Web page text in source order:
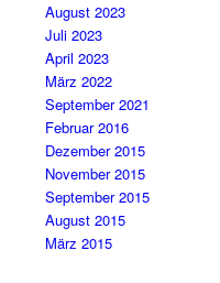
August 2023
Juli 2023
April 2023
März 2022
September 2021
Februar 2016
Dezember 2015
November 2015
September 2015
August 2015
März 2015